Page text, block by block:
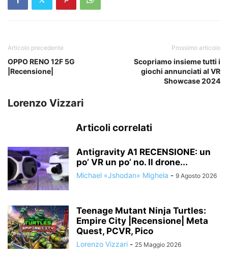
Articolo precedente
OPPO RENO 12F 5G
|Recensione|
Prossimo articolo
Scopriamo insieme tutti i
giochi annunciati al VR
Showcase 2024
Lorenzo Vizzari
Articoli correlati
Antigravity A1 RECENSIONE: un
po’ VR un po’ no. Il drone...
Michael «Jshodan» Mighela - 9 Agosto 2026
Teenage Mutant Ninja Turtles:
Empire City |Recensione| Meta
Quest, PCVR, Pico
Lorenzo Vizzari - 25 Maggio 2026